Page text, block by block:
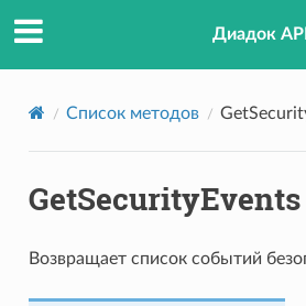
Диадок API
Список методов
GetSecurityEvents
Возвращает список событий